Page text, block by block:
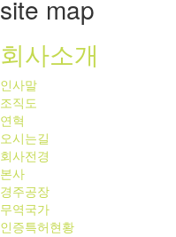
site map
회사소개
인사말
조직도
연혁
오시는길
회사전경
본사
경주공장
무역국가
인증특허현황